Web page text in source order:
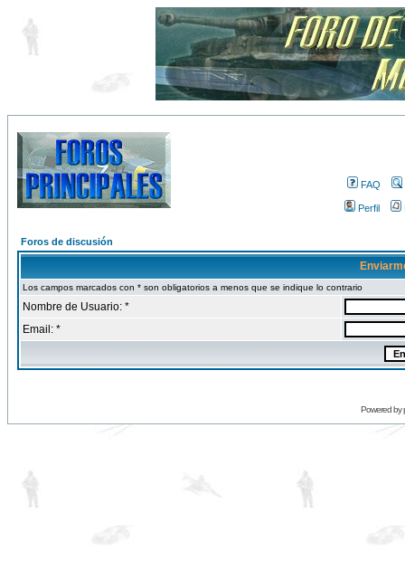
FAQ
Perfil
Foros de discusión
Los campos marcados con * son obligatorios a menos que se indique lo contrario
Nombre de Usuario: *
Email: *
Powered by